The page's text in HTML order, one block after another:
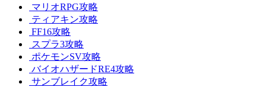
マリオRPG攻略
ティアキン攻略
FF16攻略
スプラ3攻略
ポケモンSV攻略
バイオハザードRE4攻略
サンブレイク攻略